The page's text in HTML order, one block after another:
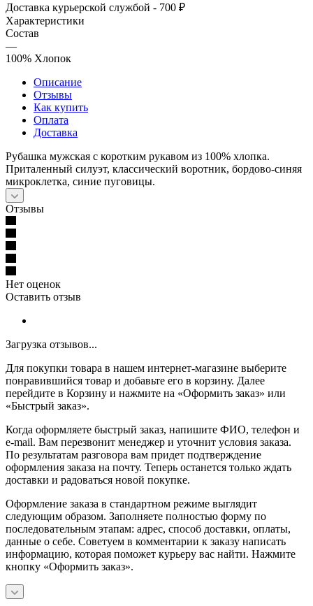
Доставка курьерской службой - 700 ₽
Характеристики
Состав
—
100% Хлопок
Описание
Отзывы
Как купить
Оплата
Доставка
Рубашка мужская с коротким рукавом из 100% хлопка.
Приталенный силуэт, классический воротник, бордово-синяя
микроклетка, синие пуговицы.
Отзывы
Нет оценок
Оставить отзыв
Загрузка отзывов...
Для покупки товара в нашем интернет-магазине выберите
понравившийся товар и добавьте его в корзину. Далее
перейдите в Корзину и нажмите на «Оформить заказ» или
«Быстрый заказ».
Когда оформляете быстрый заказ, напишите ФИО, телефон и
e-mail. Вам перезвонит менеджер и уточнит условия заказа.
По результатам разговора вам придет подтверждение
оформления заказа на почту. Теперь останется только ждать
доставки и радоваться новой покупке.
Оформление заказа в стандартном режиме выглядит
следующим образом. Заполняете полностью форму по
последовательным этапам: адрес, способ доставки, оплаты,
данные о себе. Советуем в комментарии к заказу написать
информацию, которая поможет курьеру вас найти. Нажмите
кнопку «Оформить заказ».